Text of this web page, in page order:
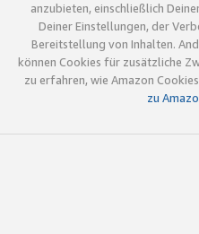
anzubieten, einschließlich
Deiner Einstellungen, der
Bereitstellung von Inhalten.
können Cookies für zusätzliche
zu erfahren, wie Amazon
zu